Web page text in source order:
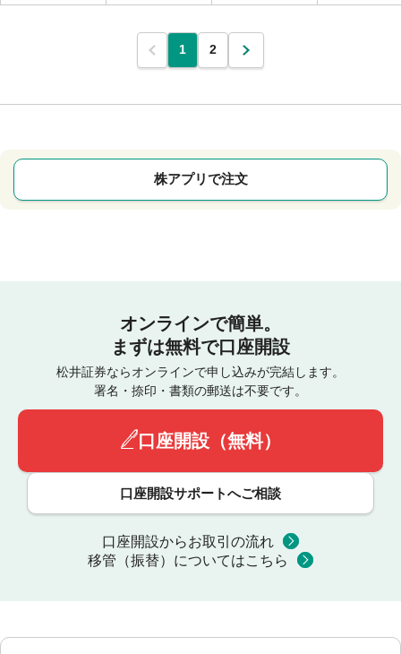
1 2
株アプリで注文
オンラインで簡単。
まずは無料で口座開設
松井証券ならオンラインで申し込みが完結します。
署名・捺印・書類の郵送は不要です。
口座開設（無料）
口座開設サポートへご相談
口座開設からお取引の流れ
移管（振替）についてはこちら